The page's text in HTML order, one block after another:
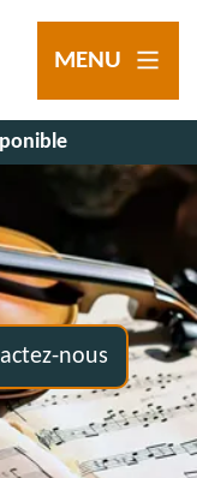
MENU
nous